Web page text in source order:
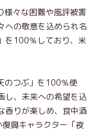
様々な困難や風評被害
への敬意を込められ名
を100％しており、米
のつぶ」を100％使
し、未来への希望を込
香りが楽しめ、食中酒
興キャラクター「夜